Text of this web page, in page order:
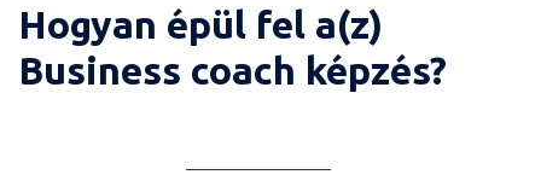
Hogyan épül fel a(z)
Business coach képzés?